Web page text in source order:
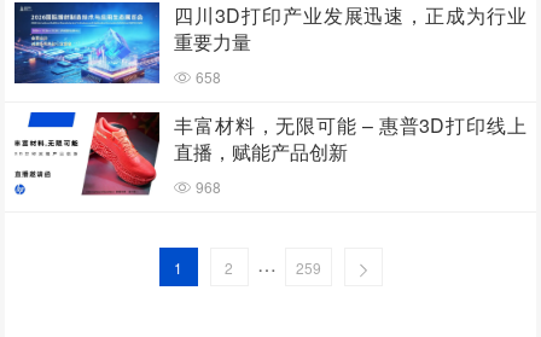
四川3D打印产业发展迅速，正成为行业
重要力量
658
丰富材料，无限可能 – 惠普3D打印线上
直播，赋能产品创新
968
1 2 … 259